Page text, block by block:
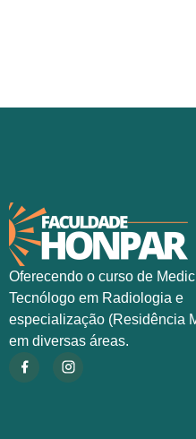
Oferecendo o curso de
Tecnólogo em Radiologia e
especialização (Residência
em diversas áreas.